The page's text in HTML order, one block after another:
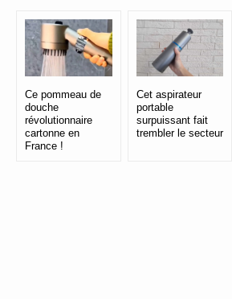
Ce pommeau de
douche
révolutionnaire
cartonne en
France !
Cet aspirateur
portable
surpuissant fait
trembler le secteur